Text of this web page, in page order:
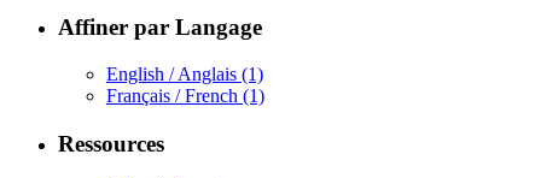
Affiner par Langage
English / Anglais (1)
Français / French (1)
Ressources